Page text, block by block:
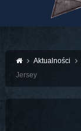
Aktualności
Jersey